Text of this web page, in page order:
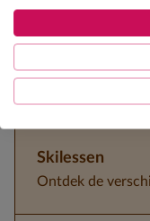
Fitness
JOSK
3/4de pension
Skilessen
Ontdek de